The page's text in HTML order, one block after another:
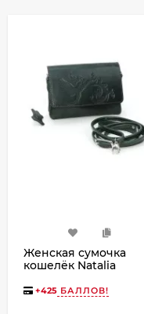
Женская сумочка
кошелёк Natalia
«Ким» Птица зеленая
+425 БАЛЛОВ!